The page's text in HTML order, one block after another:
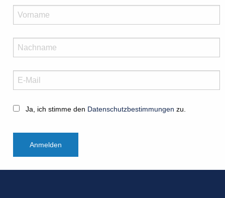
Ja, ich stimme den Datenschutzbestimmungen zu.
Anmelden